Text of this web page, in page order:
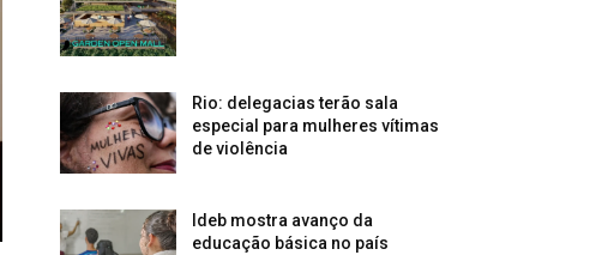
Rio: delegacias terão sala
especial para mulheres vítimas
de violência
Ideb mostra avanço da
educação básica no país